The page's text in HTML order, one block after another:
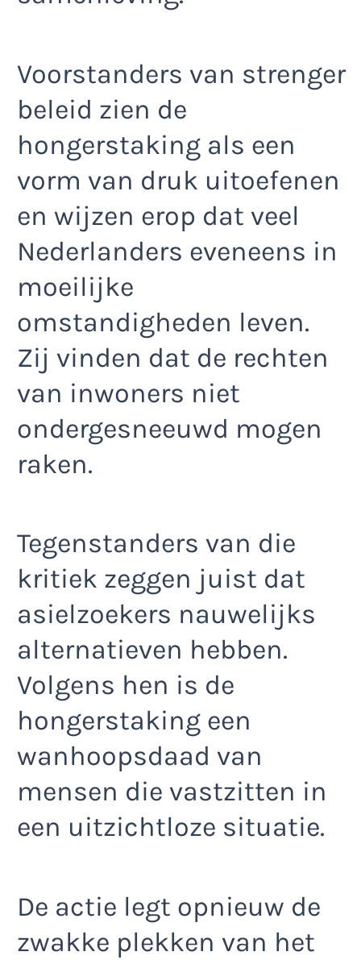
Voorstanders van strenger
beleid zien de
hongerstaking als een
vorm van druk uitoefenen
en wijzen erop dat veel
Nederlanders eveneens in
moeilijke
omstandigheden leven.
Zij vinden dat de rechten
van inwoners niet
ondergesneeuwd mogen
raken.
Tegenstanders van die
kritiek zeggen juist dat
asielzoekers nauwelijks
alternatieven hebben.
Volgens hen is de
hongerstaking een
wanhoopsdaad van
mensen die vastzitten in
een uitzichtloze situatie.
De actie legt opnieuw de
zwakke plekken van het